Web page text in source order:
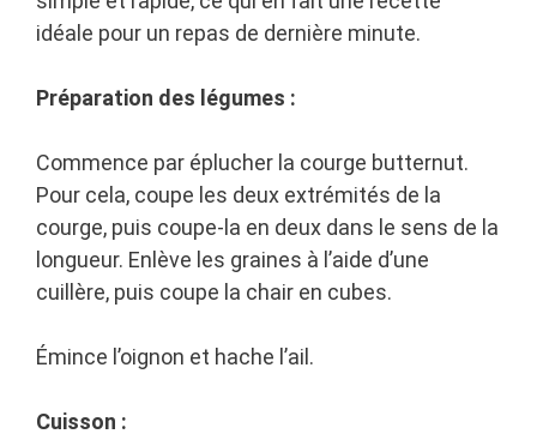
idéale pour un repas de dernière minute.
Préparation des légumes :
Commence par éplucher la courge butternut.
Pour cela, coupe les deux extrémités de la
courge, puis coupe-la en deux dans le sens de la
longueur. Enlève les graines à l’aide d’une
cuillère, puis coupe la chair en cubes.
Émince l’oignon et hache l’ail.
Cuisson :